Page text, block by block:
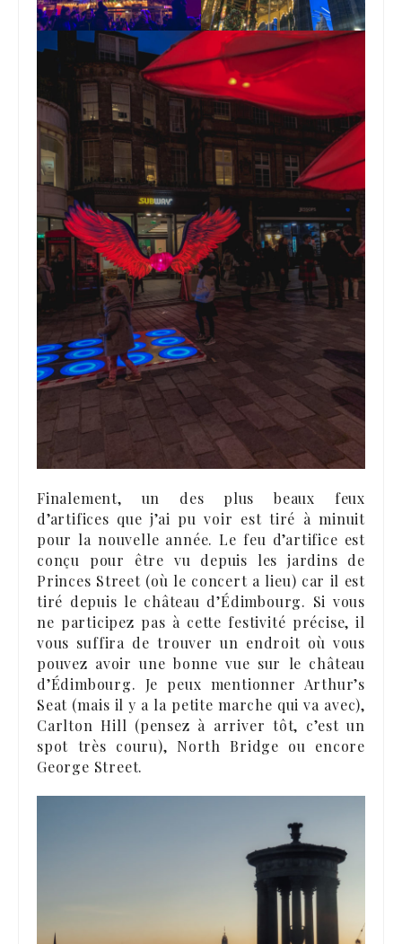
Finalement, un des plus beaux feux
d’artifices que j’ai pu voir est tiré à minuit
pour la nouvelle année. Le feu d’artifice est
conçu pour être vu depuis les jardins de
Princes Street (où le concert a lieu) car il est
tiré depuis le château d’Édimbourg. Si vous
ne participez pas à cette festivité précise, il
vous suffira de trouver un endroit où vous
pouvez avoir une bonne vue sur le château
d’Édimbourg. Je peux mentionner Arthur’s
Seat (mais il y a la petite marche qui va avec),
Carlton Hill (pensez à arriver tôt, c’est un
spot très couru), North Bridge ou encore
George Street.